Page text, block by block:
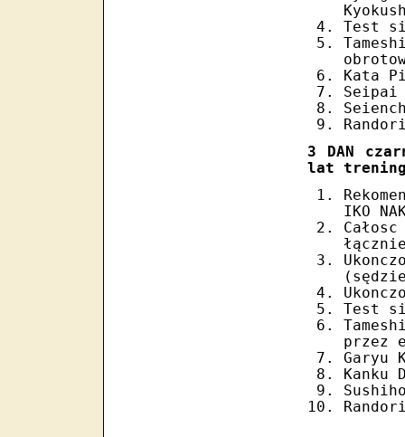
Test
Kata
Seipai
3 DAN
lat
IKO
Test
przez
Garyu
Kanku